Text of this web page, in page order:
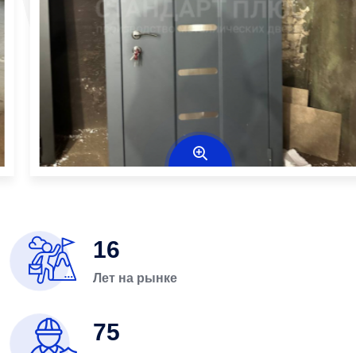
16
Лет на рынке
75